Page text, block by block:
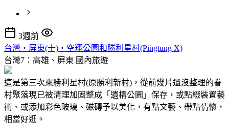
3週前
台灣‧屏東(十)‧空翔公園和勝利星村(Pingtung X)
台灣7：高雄、屏東 國內旅遊
這是第三次來勝利星村(原勝利新村)，從前幾片還沒整理的眷
村聚落現已被清理加固整成「遺構公園」保存，或點綴裝置藝
術、或添加彩色玻璃、磁磚予以美化，有點文藝、帶點情懷，
相當好逛。